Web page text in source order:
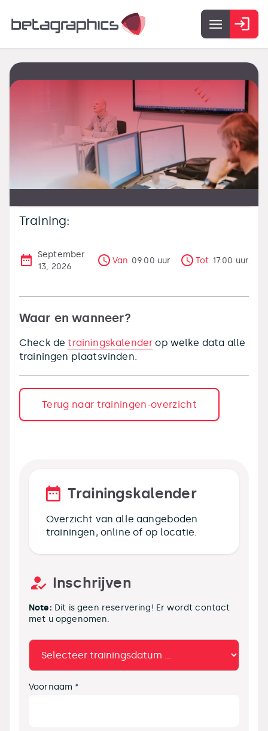
Training:
September
13, 2026
Van 09:00 uur Tot 17:00 uur
Waar en wanneer?
Check detrainingskalender op welke data alle
trainingen plaatsvinden.
Terug naar trainingen-overzicht
Trainingskalender
Overzicht van alle aangeboden
trainingen, online of op locatie.
Inschrijven
Note: Dit is geen reservering! Er wordt contact
met u opgenomen.
Voornaam *